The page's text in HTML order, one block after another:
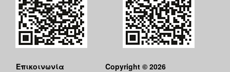
Επικοινωνία
Copyright © 2026